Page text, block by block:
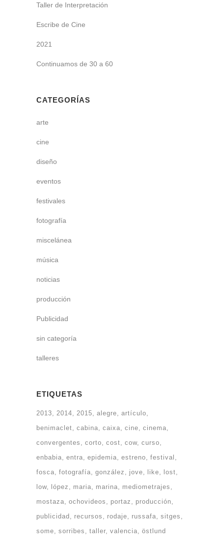
Taller de Interpretación
Escribe de Cine
2021
Continuamos de 30 a 60
CATEGORÍAS
arte
cine
diseño
eventos
festivales
fotografía
miscelánea
música
noticias
producción
Publicidad
sin categoría
talleres
ETIQUETAS
2013 2014 2015 alegre
artículo
benimaclet
cabina caixa cine
cinema
convergentes
corto cost cow curso
enbabia
entra epidemia estreno
festival
fosca
fotografía gonzález jove like
lost
low
lópez maria marina
mediometrajes
mostaza
ochovideos portaz
producción
publicidad
recursos rodaje russafa
sitges
some
sorribes taller valencia östlund